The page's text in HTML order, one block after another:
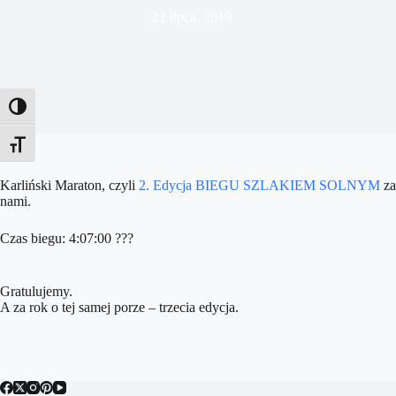
Toggle High Contrast
Toggle Font size
Karliński Maraton, czyli 2. Edycja BIEGU SZLAKIEM SOLNYM za
nami.
Czas biegu: 4:07:00 ???
Gratulujemy.
A za rok o tej samej porze – trzecia edycja.